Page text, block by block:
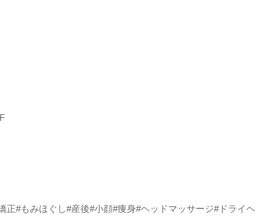
正#もみほぐし#産後#小顔#痩身#ヘッドマッサージ#ドライヘ